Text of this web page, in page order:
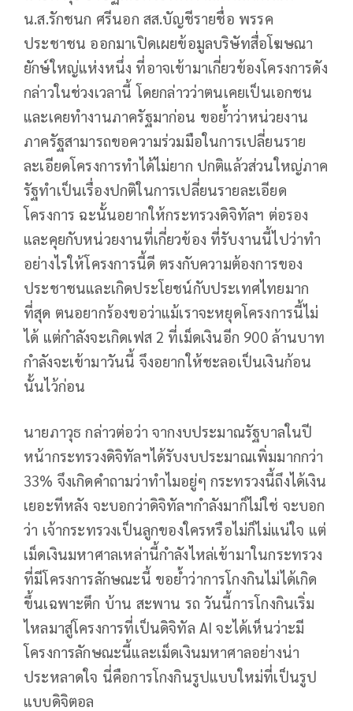
น.ส.รักชนก ศรีนอก สส.บัญชีรายชื่อ พรรค
ประชาชน ออกมาเปิดเผยข้อมูลบริษัทสื่อโฆษณา
ยักษ์ใหญ่แห่งหนึ่ง ที่อาจเข้ามาเกี่ยวข้องโครงการดัง
กล่าวในช่วงเวลานี้ โดยกล่าวว่าตนเคยเป็นเอกชน
และเคยทำงานภาครัฐมาก่อน ขอย้ำว่าหน่วยงาน
ภาครัฐสามารถขอความร่วมมือในการเปลี่ยนราย
ละเอียดโครงการทำได้ไม่ยาก ปกติแล้วส่วนใหญ่ภาค
รัฐทำเป็นเรื่องปกติในการเปลี่ยนรายละเอียด
โครงการ ฉะนั้นอยากให้กระทรวงดิจิทัลฯ ต่อรอง
และคุยกับหน่วยงานที่เกี่ยวข้อง ที่รับงานนี้ไปว่าทำ
อย่างไรให้โครงการนี้ดี ตรงกับความต้องการของ
ประชาชนและเกิดประโยชน์กับประเทศไทยมาก
ที่สุด ตนอยากร้องขอว่าแม้เราจะหยุดโครงการนี้ไม่
ได้ แต่กำลังจะเกิดเฟส 2 ที่เม็ดเงินอีก 900 ล้านบาท
กำลังจะเข้ามาวันนี้ จึงอยากให้ชะลอเป็นเงินก้อน
นั้นไว้ก่อน
นายภาวุธ กล่าวต่อว่า จากงบประมาณรัฐบาลในปี
หน้ากระทรวงดิจิทัลฯได้รับงบประมาณเพิ่มมากกว่า
33% จึงเกิดคำถามว่าทำไมอยู่ๆ กระทรวงนี้ถึงได้เงิน
เยอะทีหลัง จะบอกว่าดิจิทัลฯกำลังมาก็ไม่ใช่ จะบอก
ว่า เจ้ากระทรวงเป็นลูกของใครหรือไม่ก็ไม่แน่ใจ แต่
เม็ดเงินมหาศาลเหล่านี้กำลังไหล่เข้ามาในกระทรวง
ที่มีโครงการลักษณะนี้ ขอย้ำว่าการโกงกินไม่ได้เกิด
ขึ้นเฉพาะตึก บ้าน สะพาน รถ วันนี้การโกงกินเริ่ม
ไหลมาสู่โครงการที่เป็นดิจิทัล AI จะได้เห็นว่าะมี
โครงการลักษณะนี้และเม็ดเงินมหาศาลอย่างน่า
ประหลาดใจ นี่คือการโกงกินรูปแบบใหม่ที่เป็นรูป
แบบดิจิตอล